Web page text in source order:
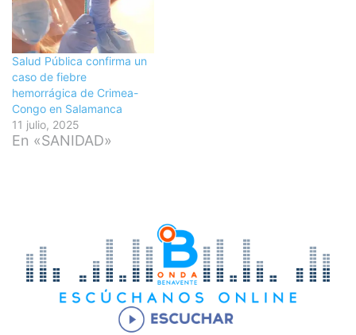
Salud Pública confirma un
caso de fiebre
hemorrágica de Crimea-
Congo en Salamanca
11 julio, 2025
En «SANIDAD»